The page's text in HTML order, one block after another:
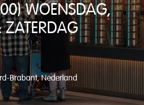
WOENSDAG,
Brabant, Nederland